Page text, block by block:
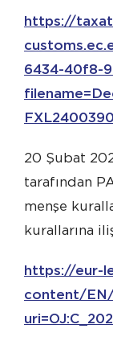
https://
6434-40f8-
20 Şubat
tarafından
menşe
kurallarına
https://eur-
content/